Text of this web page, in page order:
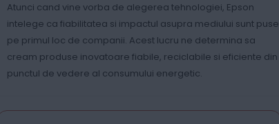
Atunci cand vine vorba de alegerea tehnologiei, Epson
intelege ca fiabilitatea si impactul asupra mediului sunt puse
pe primul loc de companii. Acest lucru ne determina sa
cream produse inovatoare fiabile, reciclabile si eficiente din
punctul de vedere al consumului energetic.